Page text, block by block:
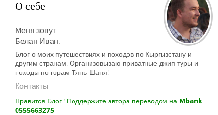
О себе
Меня зовут
Белан Иван.
Блог о моих путешествиях и походов по Кыргызстану и
другим странам. Организовываю приватные джип туры и
походы по горам Тянь-Шаня!
Контакты
Нравится Блог? Поддержите автора переводом на Mbank
0555663275